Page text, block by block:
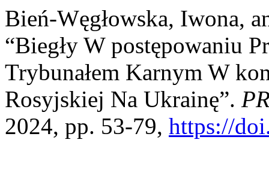
Bień-Węgłowska, Iwona,
“Biegły W postępowaniu
Trybunałem Karnym W
Rosyjskiej Na Ukrainę”.
2024, pp. 53-79, https://